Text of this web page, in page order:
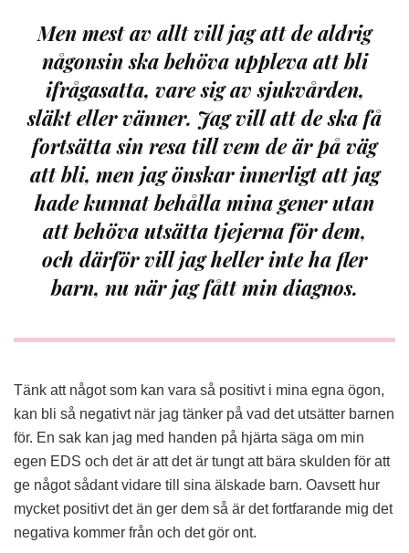
Men mest av allt vill jag att de aldrig
någonsin ska behöva uppleva att bli
ifrågasatta, vare sig av sjukvården,
släkt eller vänner. Jag vill att de ska få
fortsätta sin resa till vem de är på väg
att bli, men jag önskar innerligt att jag
hade kunnat behålla mina gener utan
att behöva utsätta tjejerna för dem,
och därför vill jag heller inte ha fler
barn, nu när jag fått min diagnos.
Tänk att något som kan vara så positivt i mina egna ögon,
kan bli så negativt när jag tänker på vad det utsätter barnen
för. En sak kan jag med handen på hjärta säga om min
egen EDS och det är att det är tungt att bära skulden för att
ge något sådant vidare till sina älskade barn. Oavsett hur
mycket positivt det än ger dem så är det fortfarande mig det
negativa kommer från och det gör ont.